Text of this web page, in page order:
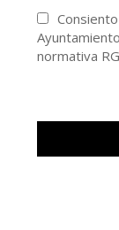
normativa